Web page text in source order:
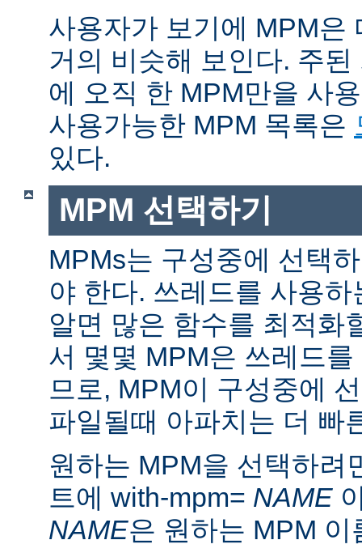
사용자가 보기에 MPM은
거의 비슷해 보인다. 주
에 오직 한 MPM만을 사
사용가능한 MPM 목록은
있다.
MPM 선택하기
MPMs는 구성중에 선택
야 한다. 쓰레드를 사용
알면 많은 함수를 최적화
서 몇몇 MPM은 쓰레드
므로, MPM이 구성중에
파일될때 아파치는 더 빠
원하는 MPM을 선택하려
트에 with-mpm= NAME
NAME은 원하는 MPM 이